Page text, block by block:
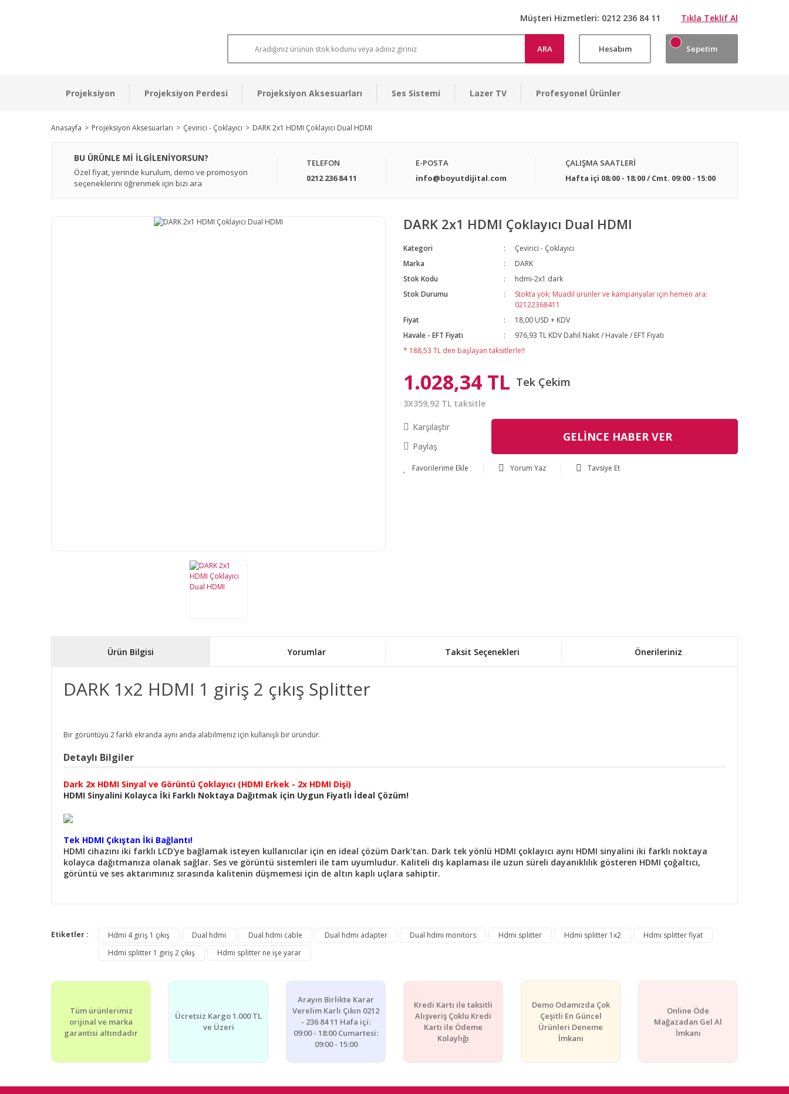
Müşteri Hizmetleri: 0212 236 84 11 Tıkla Teklif Al
ARA Hesabım Sepetim
Projeksiyon Projeksiyon Perdesi Projeksiyon Aksesuarları Ses Sistemi Lazer TV Profesyonel Ürünler
Anasayfa Projeksiyon Aksesuarları Çevirici - Çoklayıcı DARK 2x1 HDMI Çoklayıcı Dual HDMI
BU ÜRÜNLE Mİ İLGİLENİYORSUN?
Özel fiyat, yerinde kurulum, demo ve promosyon
seçeneklerini öğrenmek için bizi ara
TELEFON
0212 236 84 11
E-POSTA
info@boyutdijital.com
ÇALIŞMA SAATLERİ
Hafta içi 08:00 - 18:00 / Cmt. 09:00 - 15:00
DARK 2x1 HDMI Çoklayıcı Dual HDMI
Kategori
Çevirici - Çoklayıcı
Marka
DARK
Stok Kodu
hdmi-2x1 dark
Stok Durumu
Stokta yok; Muadil ürünler ve kampanyalar için hemen ara:
02122368411
Fiyat
18,00 USD + KDV
Havale - EFT Fiyatı
976,93 TL KDV Dahil Nakit / Havale / EFT Fiyatı
* 188,53 TL den başlayan taksitlerle!!
1.028,34 TL Tek Çekim
3X359,92 TL taksitle
Karşılaştır
Paylaş
GELİNCE HABER VER
Yorum Yaz Tavsiye Et
Ürün Bilgisi Yorumlar Taksit Seçenekleri Önerileriniz
DARK 1x2 HDMI 1 giriş 2 çıkış Splitter
Bir görüntüyü 2 farklı ekranda aynı anda alabilmeniz için kullanışlı bir üründür.
Detaylı Bilgiler
Dark 2x HDMI Sinyal ve Görüntü Çoklayıcı (HDMI Erkek - 2x HDMI Dişi)
HDMI Sinyalini Kolayca İki Farklı Noktaya Dağıtmak için Uygun Fiyatlı İdeal Çözüm!
Tek HDMI Çıkıştan İki Bağlantı!
HDMI cihazını iki farklı LCD'ye bağlamak isteyen kullanıcılar için en ideal çözüm Dark'tan. Dark tek yönlü HDMI çoklayıcı aynı HDMI sinyalini iki farklı noktaya
kolayca dağıtmanıza olanak sağlar. Ses ve görüntü sistemleri ile tam uyumludur. Kaliteli dış kaplaması ile uzun süreli dayanıklılık gösteren HDMI çoğaltıcı,
görüntü ve ses aktarımınız sırasında kalitenin düşmemesi için de altın kaplı uçlara sahiptir.
Bu ürüne ilk yorumu siz yapın!
Görüş ve önerileriniz için teşekkür ederiz.
Ürün fiyatı diğer sitelerden daha pahalı.
Bu ürüne benzer farklı alternatifler olmalı.
Etiketler : Hdmi 4 giriş 1 çıkış Dual hdmi Dual hdmi cable Dual hdmi adapter Dual hdmi monitors Hdmi splitter Hdmi splitter 1x2
Hdmı splitter fiyat
Hdmi splitter 1 giriş 2 çıkış
Hdmi splitter ne işe yarar
Tüm ürünlerimiz
orijinal ve marka
garantisi altındadır
Ücretsiz Kargo 1.000 TL
ve Üzeri
Arayın Birlikte Karar
Verelim Karlı Çıkın 0212
- 236 84 11 Hafa içi:
09:00 - 18:00 Cumartesi:
09:00 - 15:00
Kredi Kartı ile taksitli
Alışveriş Çoklu Kredi
Kartı ile Ödeme
Kolaylığı
Demo Odamızda Çok
Çeşitli En Güncel
Ürünleri Deneme
İmkanı
Online Öde
Mağazadan Gel Al
İmkanı